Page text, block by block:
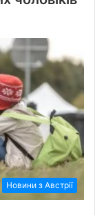
Новини з Австрії